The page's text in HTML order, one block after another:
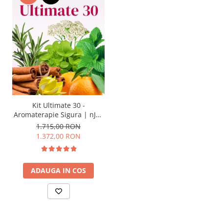
Kit Ultimate 30 -
Aromaterapie Sigura | nJoy
Nature
1.715,00 RON
1.372,00 RON
ADAUGA IN COS